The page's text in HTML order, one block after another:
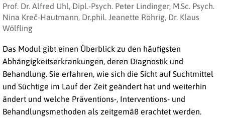
Prof. Dr. Alfred Uhl, Dipl.-Psych. Peter Lindinger, M.Sc. Psych.
Nina Kreč-Hautmann, Dr.phil. Jeanette Röhrig, Dr. Klaus
Wölfling
Das Modul gibt einen Überblick zu den häufigsten
Abhängigkeitserkrankungen, deren Diagnostik und
Behandlung. Sie erfahren, wie sich die Sicht auf Suchtmittel
und Süchtige im Lauf der Zeit geändert hat und weiterhin
ändert und welche Präventions-, Interventions- und
Behandlungsmethoden als zeitgemäß erachtet werden.